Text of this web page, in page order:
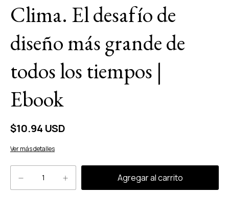
Clima. El desafío de
diseño más grande de
todos los tiempos |
Ebook
$10.94 USD
Ver más detalles